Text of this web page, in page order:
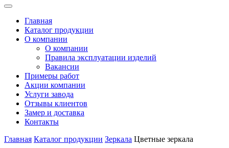
Главная
Каталог продукции
О компании
О компании
Правила эксплуатации изделий
Вакансии
Примеры работ
Акции компании
Услуги завода
Отзывы клиентов
Замер и доставка
Контакты
Главная Каталог продукции Зеркала Цветные зеркала